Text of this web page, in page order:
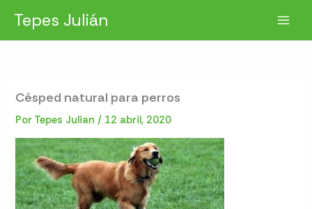
contenido
Tepes Julián
Césped natural para perros
Por Tepes Julian/ 12 abril, 2020